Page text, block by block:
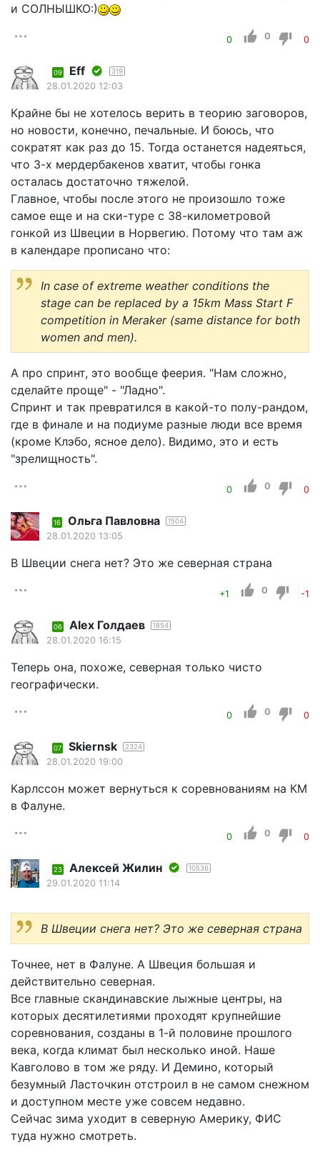
и СОЛНЫШКО:)
0 0 0
09 Eff 319
28.01.2020 12:03
Крайне бы не хотелось верить в теорию заговоров,
но новости, конечно, печальные. И боюсь, что
сократят как раз до 15. Тогда останется надеяться,
что 3-х мердербакенов хватит, чтобы гонка
осталась достаточно тяжелой.
Главное, чтобы после этого не произошло тоже
самое еще и на ски-туре с 38-километровой
гонкой из Швеции в Норвегию. Потому что там аж
в календаре прописано что:
In case of extreme weather conditions the
stage can be replaced by a 15km Mass Start F
competition in Meraker (same distance for both
women and men).
А про спринт, это вообще феерия. "Нам сложно,
сделайте проще" - "Ладно".
Спринт и так превратился в какой-то полу-рандом,
где в финале и на подиуме разные люди все время
(кроме Клэбо, ясное дело). Видимо, это и есть
"зрелищность".
0 0 0
16 Ольга Павловна 1504
28.01.2020 13:05
В Швеции снега нет? Это же северная страна
+1 0 -1
06 Alex Голдаев 1854
28.01.2020 16:15
Теперь она, похоже, северная только чисто
географически.
0 0 0
07 Skiernsk 2324
28.01.2020 19:00
Карлссон может вернуться к соревнованиям на КМ
в Фалуне.
0 0 0
23 Алексей Жилин 10536
29.01.2020 11:14
В Швеции снега нет? Это же северная страна
Точнее, нет в Фалуне. А Швеция большая и
действительно северная.
Все главные скандинавские лыжные центры, на
которых десятилетиями проходят крупнейшие
соревнования, созданы в 1-й половине прошлого
века, когда климат был несколько иной. Наше
Кавголово в том же ряду. И Демино, который
безумный Ласточкин отстроил в не самом снежном
и доступном месте уже совсем недавно.
Сейчас зима уходит в северную Америку, ФИС
туда нужно смотреть.